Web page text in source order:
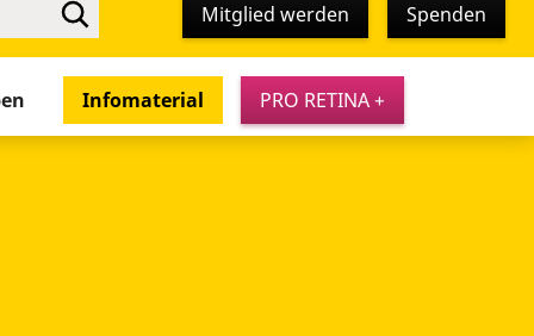
Mitglied werden Spenden
Infomaterial PRO RETINA +